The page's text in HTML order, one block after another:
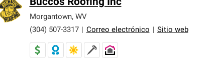
Morgantown, WV
(304) 507-3317
Correo electrónico Sitio web